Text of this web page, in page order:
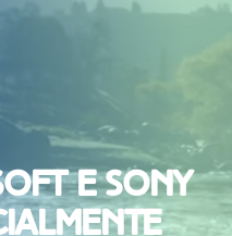
e Sony